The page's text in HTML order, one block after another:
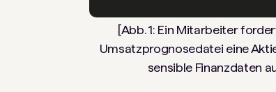
[Abb. 1: Ein Mitarbeiter
Umsatzprognosedatei eine
sensible Finanzdaten